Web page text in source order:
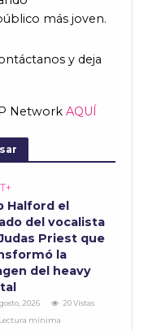
más joven.
y deja
Network AQUÍ
Halford el
del vocalista
Priest que
la
del heavy
2026
20 Vistas
Lectura mínima